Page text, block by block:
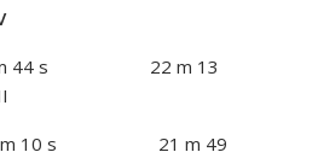
m 44 s 22 m 13
10 s 21 m 49